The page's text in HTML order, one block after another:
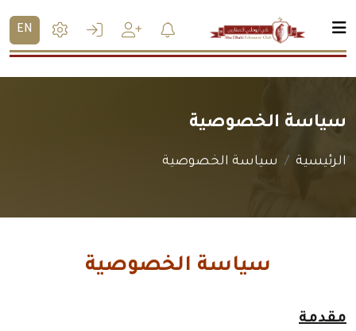
EN
سياسة الخصوصية
الرئيسية سياسة الخصوصية
سياسة الخصوصية
مقدمة